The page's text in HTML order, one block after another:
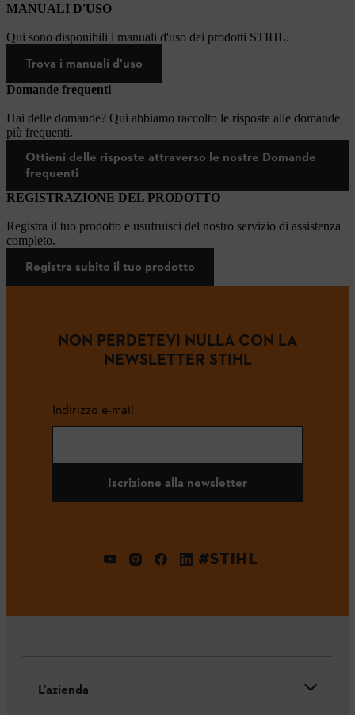
MANUALI D'USO
Qui sono disponibili i manuali d'uso dei prodotti STIHL.
Trova i manuali d'uso
Domande frequenti
Hai delle domande? Qui abbiamo raccolto le risposte alle domande
più frequenti.
Ottieni delle risposte attraverso le nostre Domande
frequenti
REGISTRAZIONE DEL PRODOTTO
Registra il tuo prodotto e usufruisci del nostro servizio di assistenza
completo.
Registra subito il tuo prodotto
NON PERDETEVI NULLA CON LA
NEWSLETTER STIHL
Indirizzo e-mail
Iscrizione alla newsletter
#STIHL
L’azienda